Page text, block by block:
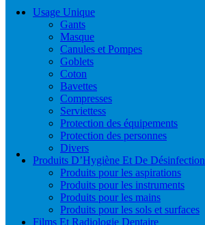
Usage Unique
Gants
Masque
Canules et Pompes
Goblets
Coton
Bavettes
Compresses
Serviettess
Protection des équipements
Protection des personnes
Divers
Produits D’Hygiène Et De Désinfection
Produits pour les aspirations
Produits pour les instruments
Produits pour les mains
Produits pour les sols et surfaces
Films Et Radiologie Dentaire